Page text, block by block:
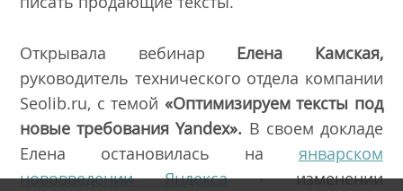
Открывала вебинар Елена Камская,
руководитель технического отдела компании
Seolib.ru, с темой «Оптимизируем тексты под
новые требования Yandex». В своем докладе
Елена остановилась на январском
нововведении Яндекса- изменении